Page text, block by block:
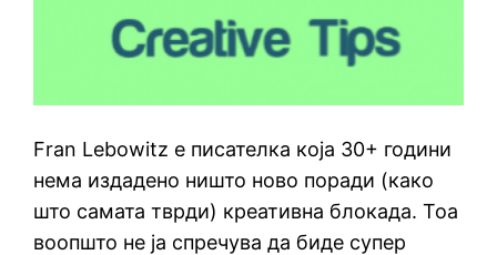
Fran Lebowitz е писателка која 30+ години
нема издадено ништо ново поради (како
што самата тврди) креативна блокада. Тоа
воопшто не ја спречува да биде супер